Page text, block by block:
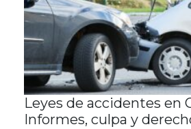
Leyes de accidentes en
Informes, culpa y